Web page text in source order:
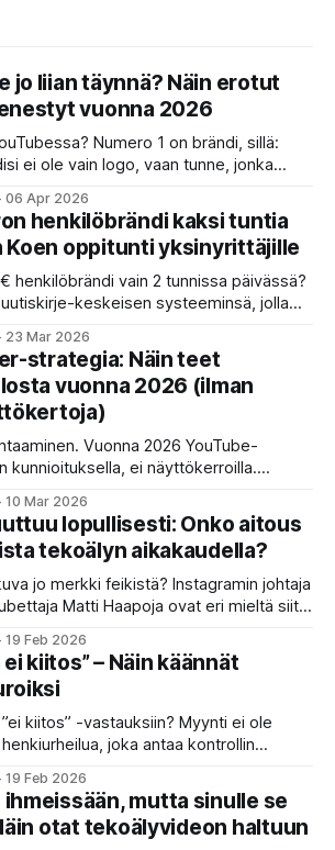
jo liian täynnä? Näin erotut
vuonna 2026
Numero 1 on brändi, sillä:
ei ole vain logo, vaan tunne, jonka
Se on yhdistelmä värimaailmaa,
06 Apr 2026
henkilöbrändi kaksi tuntia
Koen oppitunti yksinyrittäjille
henkilöbrändi vain 2 tunnissa päivässä?
keskeisen systeeminsä, jolla
strategiseen kasvuun.
tekoälyä ja muuttamaan matalan
23 Mar 2026
strategia: Näin teet
vuonna 2026 (ilman
Vuonna 2026 YouTube-
kunnioituksella, ei näyttökerroilla.
strategian", jolla asiantuntijat
yleisöt miljoonamyynniksi. Opit
ja tehostamaan myyntiäsi.
10 Mar 2026
lopullisesti: Onko aitous
tekoälyn aikakaudella?
jo merkki feikistä? Instagramin johtaja
Matti Haapoja ovat eri mieltä siitä,
aitoa inhimillisyyttä. Lue, miksi "rosoinen
paras suoja AI-moskaa
19 Feb 2026
kiitos” – Näin käännät
kiitos” -vastauksiin? Myynti ei ole
joka antaa kontrollin
Media opastaa, miten käännät
ja manipulointipelon aidoksi avuksi. Lue
yrittäjä siirtyy menestykseen!
19 Feb 2026
mutta sinulle se
otat tekoälyvideon haltuun